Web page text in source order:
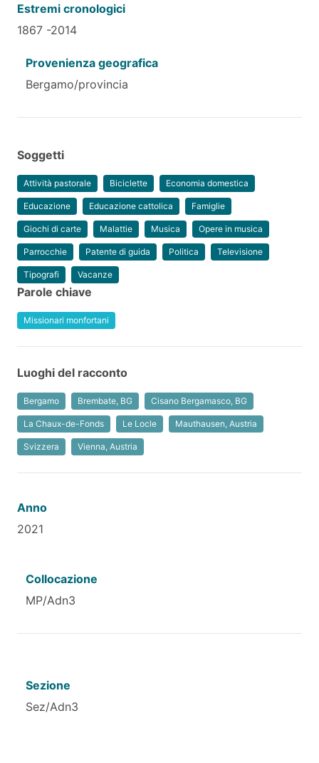
Estremi cronologici
1867 -2014
Provenienza geografica
Bergamo/provincia
Soggetti
Attività pastorale Biciclette Economia domestica
Educazione Educazione cattolica Famiglie
Giochi di carte Malattie Musica Opere in musica
Parrocchie Patente di guida Politica Televisione
Tipografi Vacanze
Parole chiave
Missionari monfortani
Luoghi del racconto
Bergamo Brembate, BG Cisano Bergamasco, BG
La Chaux-de-Fonds Le Locle Mauthausen, Austria
Svizzera Vienna, Austria
Anno
2021
Collocazione
MP/Adn3
Sezione
Sez/Adn3